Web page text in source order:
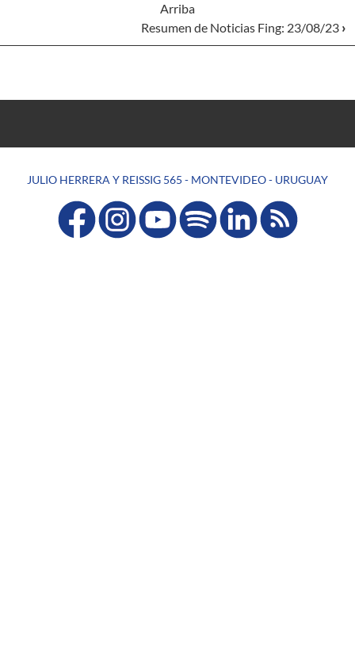
Arriba
Resumen de Noticias Fing: 23/08/23 ›
JULIO HERRERA Y REISSIG 565 - MONTEVIDEO - URUGUAY